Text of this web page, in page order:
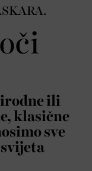
ili
klasične
sve